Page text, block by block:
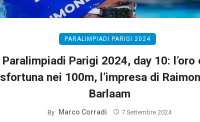
PARALIMPIADI PARIGI 2024
Paralimpiadi Parigi 2024, day 10: l’oro
sfortuna nei 100m, l’impresa di
Barlaam
By Marco Corradi 7 Settembre 2024